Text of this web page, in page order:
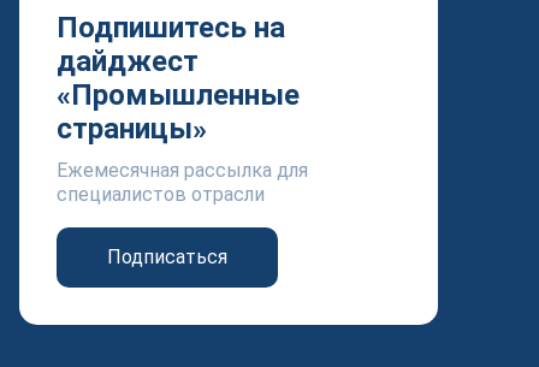
Подпишитесь на
дайджест
«Промышленные
страницы»
Ежемесячная рассылка для
специалистов отрасли
Подписаться